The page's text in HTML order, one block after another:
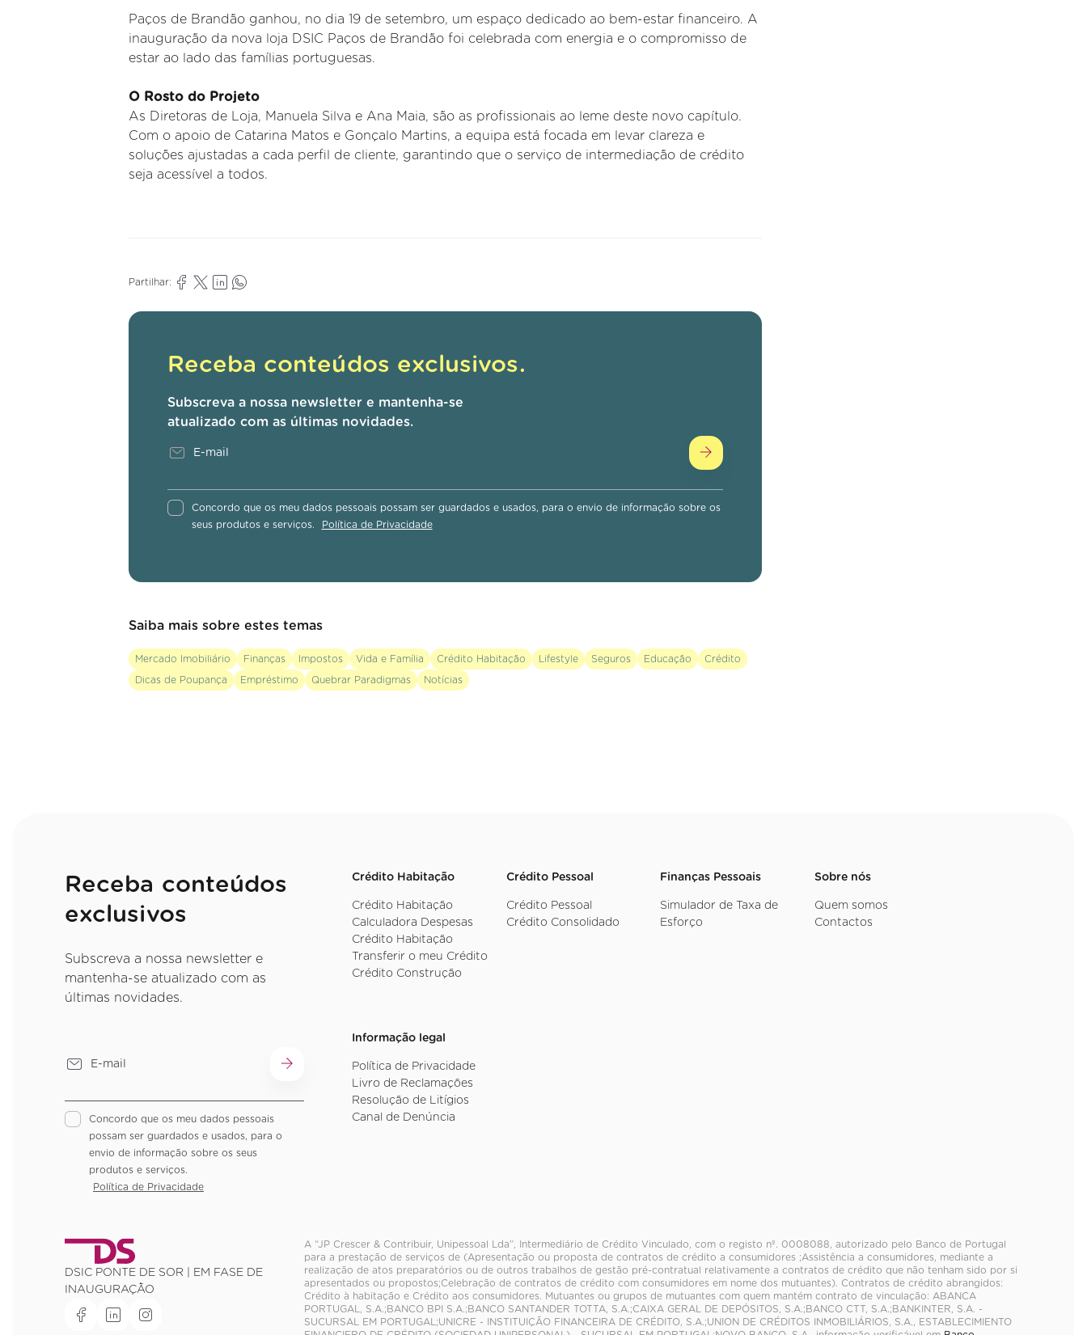
Paços de Brandão ganhou, no dia 19 de setembro, um espaço dedicado ao bem-estar financeiro. A
inauguração da nova loja DSIC Paços de Brandão foi celebrada com energia e o compromisso de
estar ao lado das famílias portuguesas.
O Rosto do Projeto
As Diretoras de Loja, Manuela Silva e Ana Maia, são as profissionais ao leme deste novo capítulo.
Com o apoio de Catarina Matos e Gonçalo Martins, a equipa está focada em levar clareza e
soluções ajustadas a cada perfil de cliente, garantindo que o serviço de intermediação de crédito
seja acessível a todos.
Partilhar:
Receba conteúdos exclusivos.
Subscreva a nossa newsletter e mantenha-se
atualizado com as últimas novidades.
Concordo que os meu dados pessoais possam ser guardados e usados, para o envio de informação sobre os
seus produtos e serviços.
Política de Privacidade
Saiba mais sobre estes temas
Mercado Imobiliário Finanças Impostos Vida e Família Crédito Habitação Lifestyle Seguros Educação Crédito
Dicas de Poupança Empréstimo Quebrar Paradigmas Notícias
Receba conteúdos
exclusivos
Subscreva a nossa newsletter e
mantenha-se atualizado com as
últimas novidades.
Concordo que os meu dados pessoais
possam ser guardados e usados, para o
envio de informação sobre os seus
produtos e serviços.
Política de Privacidade
Crédito Habitação
Crédito Habitação
Calculadora Despesas
Crédito Habitação
Transferir o meu Crédito
Crédito Construção
Crédito Pessoal
Crédito Pessoal
Crédito Consolidado
Finanças Pessoais
Simulador de Taxa de
Esforço
Sobre nós
Quem somos
Contactos
Informação legal
Política de Privacidade
Livro de Reclamações
Resolução de Litígios
Canal de Denúncia
DSIC PONTE DE SOR | EM FASE DE
INAUGURAÇÃO
A “JP Crescer & Contribuir, Unipessoal Lda”, Intermediário de Crédito Vinculado, com o registo nº. 0008088, autorizado pelo Banco de Portugal
para a prestação de serviços de (Apresentação ou proposta de contratos de crédito a consumidores ;Assistência a consumidores, mediante a
realização de atos preparatórios ou de outros trabalhos de gestão pré-contratual relativamente a contratos de crédito que não tenham sido por si
apresentados ou propostos;Celebração de contratos de crédito com consumidores em nome dos mutuantes). Contratos de crédito abrangidos:
Crédito à habitação e Crédito aos consumidores. Mutuantes ou grupos de mutuantes com quem mantém contrato de vinculação: ABANCA
PORTUGAL, S.A.;BANCO BPI S.A.;BANCO SANTANDER TOTTA, S.A.;CAIXA GERAL DE DEPÓSITOS, S.A.;BANCO CTT, S.A.;BANKINTER, S.A. -
SUCURSAL EM PORTUGAL;UNICRE - INSTITUIÇÃO FINANCEIRA DE CRÉDITO, S.A.;UNION DE CRÉDITOS INMOBILIÁRIOS, S.A., ESTABLECIMIENTO